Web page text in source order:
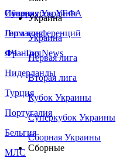
Сборная Украины
Италия
Германия
Франция
Нидерланды
Турция
Португалия
Бельгия
МЛС
Суперкубок УЕФА
Лига конференций
ЛЧ - Top News
Украина
Украина
Первая лига
Вторая лига
Кубок Украины
Суперкубок Украины
Сборная Украины
Сборные